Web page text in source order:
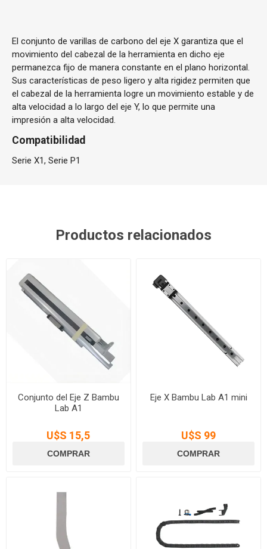
El conjunto de varillas de carbono del eje X garantiza que el
movimiento del cabezal de la herramienta en dicho eje
permanezca fijo de manera constante en el plano horizontal.
Sus características de peso ligero y alta rigidez permiten que
el cabezal de la herramienta logre un movimiento estable y de
alta velocidad a lo largo del eje Y, lo que permite una
impresión a alta velocidad.
Compatibilidad
Serie X1, Serie P1
Productos relacionados
Conjunto del Eje Z Bambu
Lab A1
U$S 15,5
Eje X Bambu Lab A1 mini
U$S 99